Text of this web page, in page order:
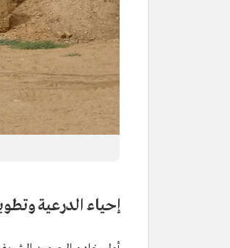
إحياء الدرعية